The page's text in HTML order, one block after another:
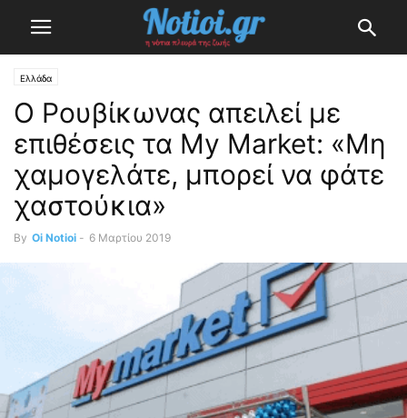
Ελλάδα
Ο Ρουβίκωνας απειλεί με
επιθέσεις τα My Market: «Μη
χαμογελάτε, μπορεί να φάτε
χαστούκια»
By Oi Notioi - 6 Μαρτίου 2019